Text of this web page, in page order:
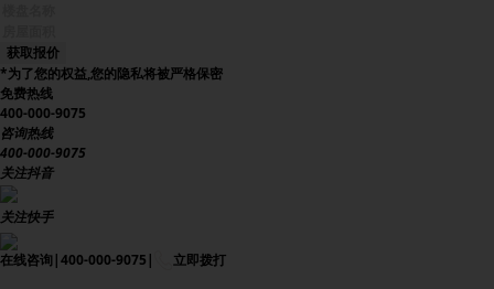
*为了您的权益,您的隐私将被严格保密
免费热线
400-000-9075
咨询热线
400-000-9075
关注抖音
关注快手
在线咨询 |400-000-9075 | 立即拨打